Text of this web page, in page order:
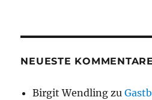
NEUESTE KOMMENTARE
Birgit Wendling zu